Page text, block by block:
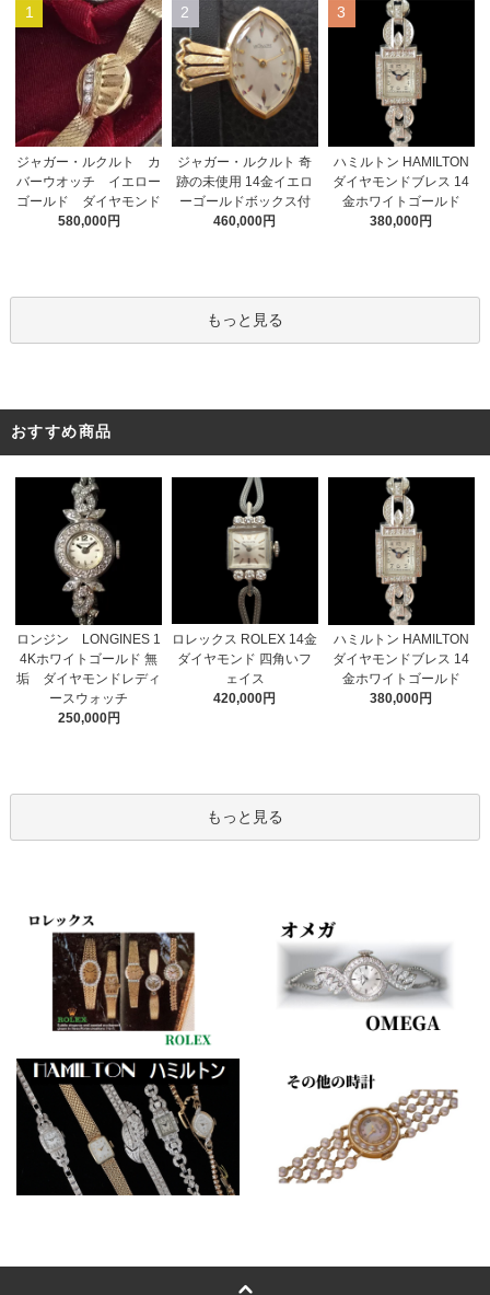
1
ジャガー・ルクルト カ
バーウオッチ イエロー
ゴールド ダイヤモンド
580,000円
2
ジャガー・ルクルト 奇
跡の未使用 14金イエロ
ーゴールドボックス付
460,000円
3
ハミルトン HAMILTON
ダイヤモンドブレス 14
金ホワイトゴールド
380,000円
もっと見る
おすすめ商品
ロンジン LONGINES 1
4Kホワイトゴールド 無
垢 ダイヤモンドレディ
ースウォッチ
250,000円
ロレックス ROLEX 14金
ダイヤモンド 四角いフ
ェイス
420,000円
ハミルトン HAMILTON
ダイヤモンドブレス 14
金ホワイトゴールド
380,000円
もっと見る